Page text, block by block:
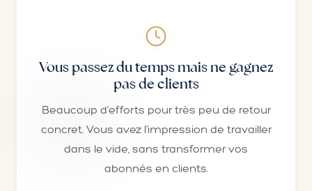
Vous passez du temps mais ne gagnez
pas de clients
Beaucoup d'efforts pour très peu de retour
concret. Vous avez l'impression de travailler
dans le vide, sans transformer vos
abonnés en clients.